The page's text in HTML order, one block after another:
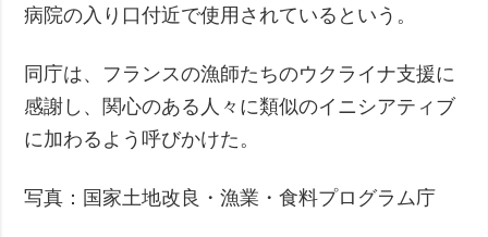
病院の入り口付近で使用されているという。
同庁は、フランスの漁師たちのウクライナ支援に
感謝し、関心のある人々に類似のイニシアティブ
に加わるよう呼びかけた。
写真：国家土地改良・漁業・食料プログラム庁